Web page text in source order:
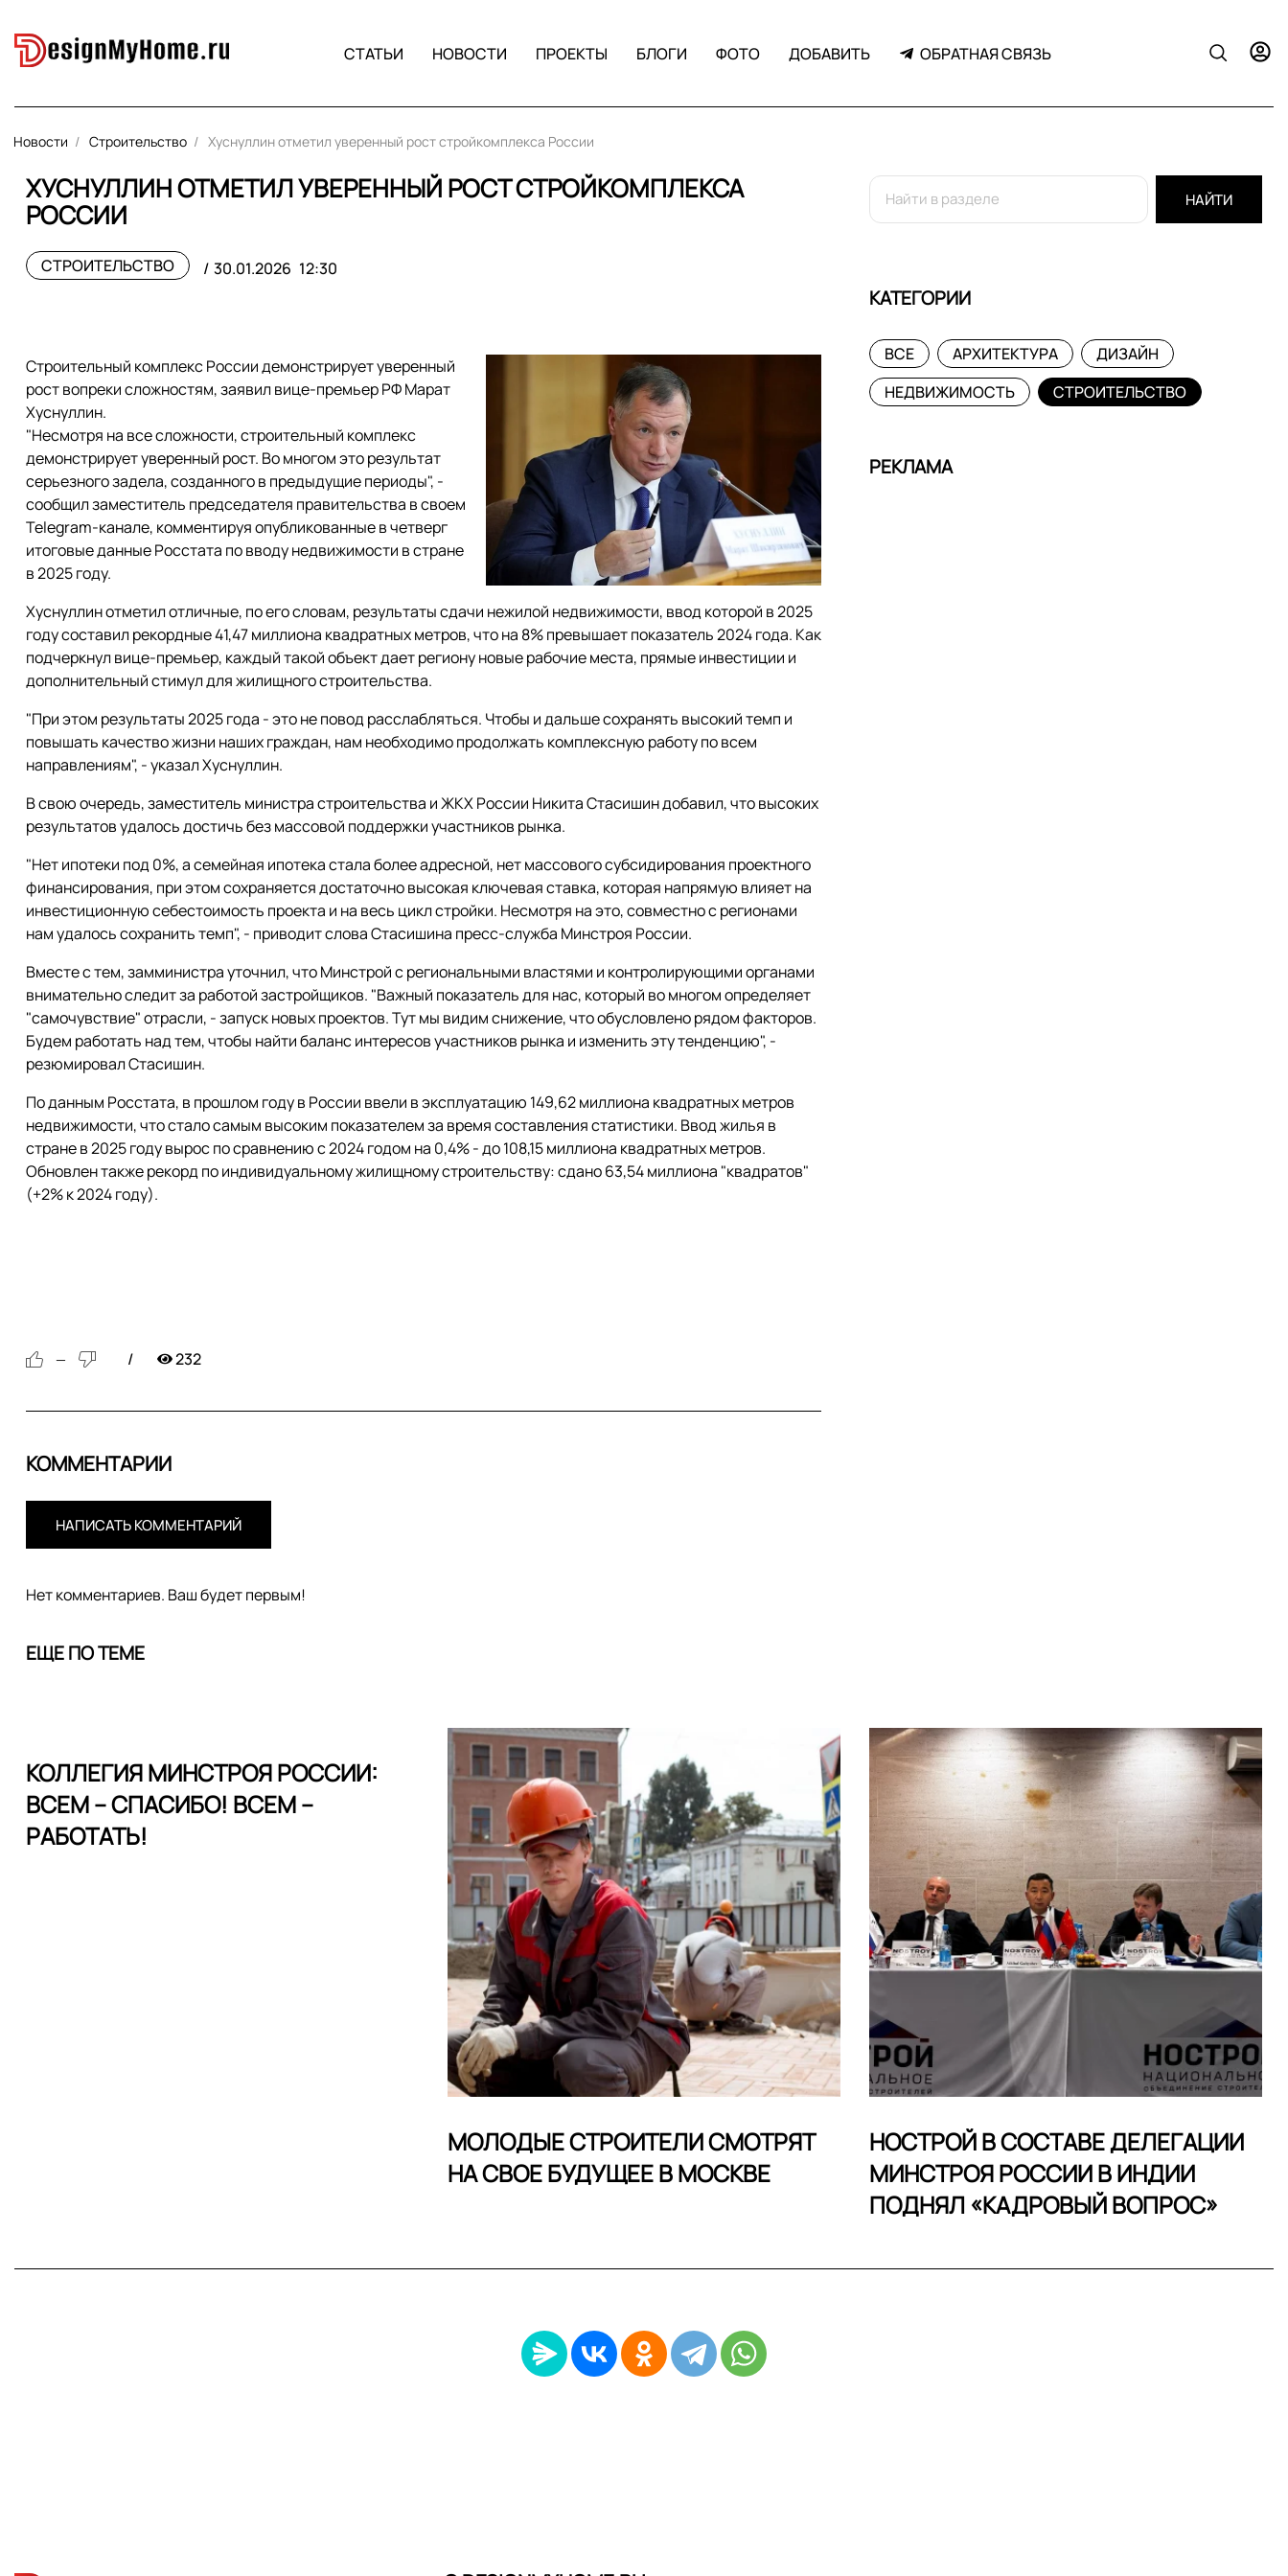
СТАТЬИ НОВОСТИ ПРОЕКТЫ БЛОГИ ФОТО ДОБАВИТЬ ОБРАТНАЯ СВЯЗЬ
Новости Строительство Хуснуллин отметил уверенный рост стройкомплекса России
ХУСНУЛЛИН ОТМЕТИЛ УВЕРЕННЫЙ РОСТ СТРОЙКОМПЛЕКСА
РОССИИ
СТРОИТЕЛЬСТВО 30.01.2026 12:30
Строительный комплекс России демонстрирует уверенный
рост вопреки сложностям, заявил вице-премьер РФ Марат
Хуснуллин.
"Несмотря на все сложности, строительный комплекс
демонстрирует уверенный рост. Во многом это результат
серьезного задела, созданного в предыдущие периоды", -
сообщил заместитель председателя правительства в своем
Telegram-канале, комментируя опубликованные в четверг
итоговые данные Росстата по вводу недвижимости в стране
в 2025 году.
Хуснуллин отметил отличные, по его словам, результаты сдачи нежилой недвижимости, ввод которой в 2025
году составил рекордные 41,47 миллиона квадратных метров, что на 8% превышает показатель 2024 года. Как
подчеркнул вице-премьер, каждый такой объект дает региону новые рабочие места, прямые инвестиции и
дополнительный стимул для жилищного строительства.
"При этом результаты 2025 года - это не повод расслабляться. Чтобы и дальше сохранять высокий темп и
повышать качество жизни наших граждан, нам необходимо продолжать комплексную работу по всем
направлениям", - указал Хуснуллин.
В свою очередь, заместитель министра строительства и ЖКХ России Никита Стасишин добавил, что высоких
результатов удалось достичь без массовой поддержки участников рынка.
"Нет ипотеки под 0%, а семейная ипотека стала более адресной, нет массового субсидирования проектного
финансирования, при этом сохраняется достаточно высокая ключевая ставка, которая напрямую влияет на
инвестиционную себестоимость проекта и на весь цикл стройки. Несмотря на это, совместно с регионами
нам удалось сохранить темп", - приводит слова Стасишина пресс-служба Минстроя России.
Вместе с тем, замминистра уточнил, что Минстрой с региональными властями и контролирующими органами
внимательно следит за работой застройщиков. "Важный показатель для нас, который во многом определяет
"самочувствие" отрасли, - запуск новых проектов. Тут мы видим снижение, что обусловлено рядом факторов.
Будем работать над тем, чтобы найти баланс интересов участников рынка и изменить эту тенденцию", -
резюмировал Стасишин.
По данным Росстата, в прошлом году в России ввели в эксплуатацию 149,62 миллиона квадратных метров
недвижимости, что стало самым высоким показателем за время составления статистики. Ввод жилья в
стране в 2025 году вырос по сравнению с 2024 годом на 0,4% - до 108,15 миллиона квадратных метров.
Обновлен также рекорд по индивидуальному жилищному строительству: сдано 63,54 миллиона "квадратов"
(+2% к 2024 году).
— 232
КОММЕНТАРИИ
НАПИСАТЬ КОММЕНТАРИЙ
Нет комментариев. Ваш будет первым!
НАЙТИ
КАТЕГОРИИ
ВСЕ АРХИТЕКТУРА
ДИЗАЙН
НЕДВИЖИМОСТЬ
СТРОИТЕЛЬСТВО
РЕКЛАМА
ЕЩЕ ПО ТЕМЕ
КОЛЛЕГИЯ МИНСТРОЯ РОССИИ:
ВСЕМ – СПАСИБО! ВСЕМ –
РАБОТАТЬ!
МОЛОДЫЕ СТРОИТЕЛИ СМОТРЯТ
НА СВОЕ БУДУЩЕЕ В МОСКВЕ
НОСТРОЙ В СОСТАВЕ ДЕЛЕГАЦИИ
МИНСТРОЯ РОССИИ В ИНДИИ
ПОДНЯЛ «КАДРОВЫЙ ВОПРОС»